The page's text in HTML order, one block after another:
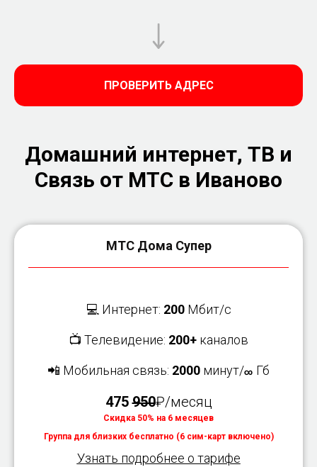
ПРОВЕРИТЬ АДРЕС
Домашний интернет, ТВ и
Связь от МТС в Иваново
МТС Дома Супер
💻 Интернет: 200Мбит/с
📺 Телевидение: 200+ каналов
📲 Мобильная связь: 2000 минут/∞ Гб
475950₽/месяц
Скидка 50% на 6 месяцев
Группа для близких бесплатно (6 сим-карт включено)
Узнать подробнее о тарифе